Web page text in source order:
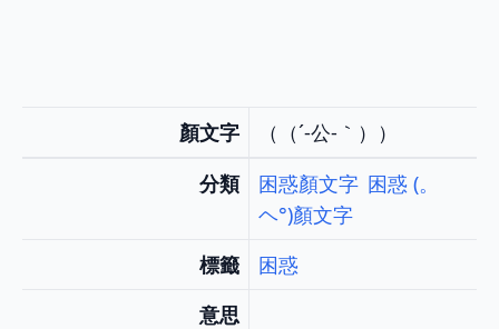
顏文字
（（´‐公‐｀））
分類
困惑顏文字 困惑 (。
ヘ°)顏文字
標籤
困惑
意思